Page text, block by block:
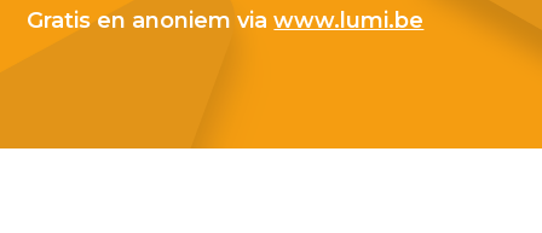
Gratis en anoniem viawww.lumi.be